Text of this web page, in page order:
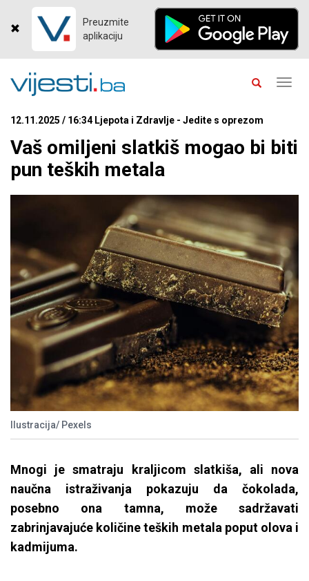
Preuzmite
aplikaciju
12.11.2025 / 16:34 Ljepota i Zdravlje - Jedite s oprezom
Vaš omiljeni slatkiš mogao bi biti
pun teških metala
Ilustracija/ Pexels
Mnogi je smatraju kraljicom slatkiša, ali nova
naučna istraživanja pokazuju da čokolada,
posebno ona tamna, može sadržavati
zabrinjavajuće količine teških metala poput olova i
kadmijuma.